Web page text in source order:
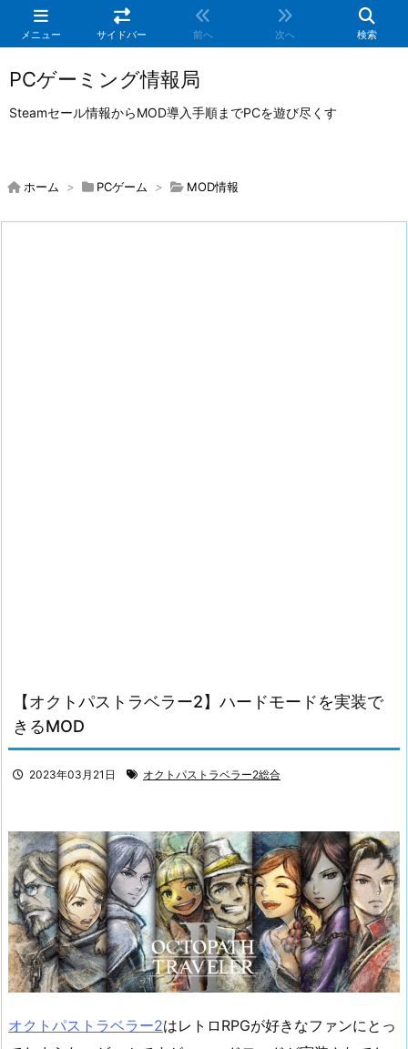
メニュー サイドバー 前へ 次へ 検索
PCゲーミング情報局
Steamセール情報からMOD導入手順までPCを遊び尽くす
ホーム > PCゲーム > MOD情報
【オクトパストラベラー2】ハードモードを実装で
きるMOD
2023年03月21日 オクトパストラベラー2総合
オクトパストラベラー2はレトロRPGが好きなファンにとっ